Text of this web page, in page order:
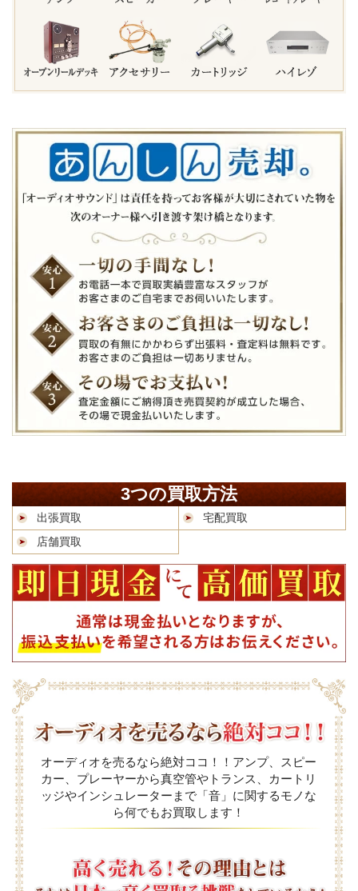
3つの買取方法
出張買取
宅配買取
店舗買取
オーディオを売るなら絶対ココ！！アンプ、スピー
カー、プレーヤーから真空管やトランス、カートリ
ッジやインシュレーターまで「音」に関するモノな
ら何でもお買取します！